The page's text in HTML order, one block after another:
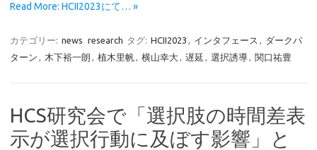
Read More: HCII2023にて… »
カテゴリー: news research タグ: HCII2023 , インタフェース , ダークパ
ターン , 木下裕一朗 , 植木里帆, 横山幸大, 遅延 , 選択誘導, 関口祐豊
HCS研究会で「選択肢の時間差表
示が選択行動に及ぼす影響」と